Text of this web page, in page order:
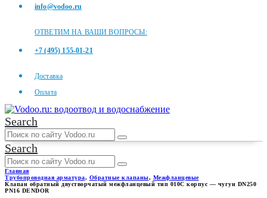
info@vodoo.ru
ОТВЕТИМ НА ВАШИ ВОПРОСЫ:
+7 (495) 155-01-21
Доставка
Оплата
Search
Search
Главная
Трубопроводная арматура, Обратные клапаны, Межфланцевые
Клапан обратный двустворчатый межфланцевый тип 010С корпус — чугун DN250
PN16 DENDOR